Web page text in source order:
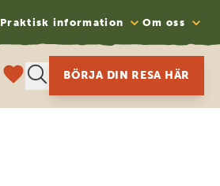
Praktisk information Om oss
BÖRJA DIN RESA HÄR